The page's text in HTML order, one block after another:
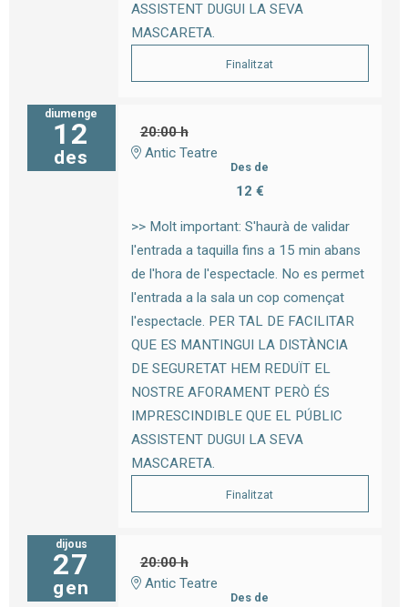
ASSISTENT DUGUI LA SEVA
MASCARETA.
Finalitzat
diumenge
12
des
20:00 h
Antic Teatre
Des de
12 €
>> Molt important: S'haurà de validar
l'entrada a taquilla fins a 15 min abans
de l'hora de l'espectacle. No es permet
l'entrada a la sala un cop començat
l'espectacle. PER TAL DE FACILITAR
QUE ES MANTINGUI LA DISTÀNCIA
DE SEGURETAT HEM REDUÏT EL
NOSTRE AFORAMENT PERÒ ÉS
IMPRESCINDIBLE QUE EL PÚBLIC
ASSISTENT DUGUI LA SEVA
MASCARETA.
Finalitzat
dijous
27
gen
20:00 h
Antic Teatre
Des de